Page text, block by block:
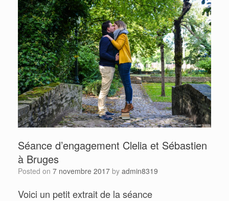
Séance d’engagement Clelia et Sébastien
à Bruges
Posted on 7 novembre 2017 by admin8319
Voici un petit extrait de la séance